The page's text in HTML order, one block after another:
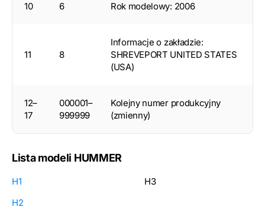
10 6 Rok modelowy: 2006
11 8
Informacje o zakładzie:
SHREVEPORT UNITED STATES
(USA)
12–
17
000001–
999999
Kolejny numer produkcyjny
(zmienny)
Lista modeli HUMMER
H1
H2
H3